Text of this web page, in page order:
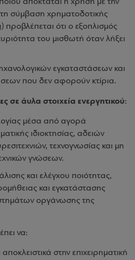
σύμβαση χρηματοδοτικής
ότι ο εξοπλισμός
του μισθωτή όταν λήξει
εγκαταστάσεων και
που δεν αφορούν κτίρια.
σε άυλα στοιχεία ενεργητικού:
μέσα από αγορά
ιδιοκτησίας, αδειών
τεχνογνωσίας και μη
γνώσεων.
και ελέγχου ποιότητας,
και εγκατάστασης
οργάνωσης της
να:
στην επιχειρηματική